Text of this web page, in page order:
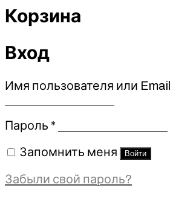
Корзина
Вход
Имя пользователя или Email
Пароль *Обязательно
Запомнить меня Войти
Забыли свой пароль?